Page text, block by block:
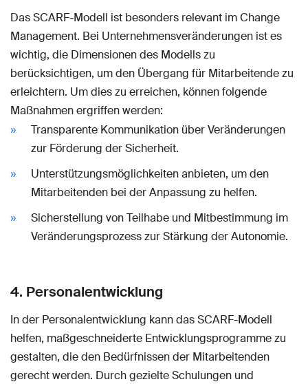
Das SCARF-Modell ist besonders relevant im Change
Management. Bei Unternehmensveränderungen ist es
wichtig, die Dimensionen des Modells zu
berücksichtigen, um den Übergang für Mitarbeitende zu
erleichtern. Um dies zu erreichen, können folgende
Maßnahmen ergriffen werden:
Transparente Kommunikation über Veränderungen
zur Förderung der Sicherheit.
Unterstützungsmöglichkeiten anbieten, um den
Mitarbeitenden bei der Anpassung zu helfen.
Sicherstellung von Teilhabe und Mitbestimmung im
Veränderungsprozess zur Stärkung der Autonomie.
4. Personalentwicklung
In der Personalentwicklung kann das SCARF-Modell
helfen, maßgeschneiderte Entwicklungsprogramme zu
gestalten, die den Bedürfnissen der Mitarbeitenden
gerecht werden. Durch gezielte Schulungen und